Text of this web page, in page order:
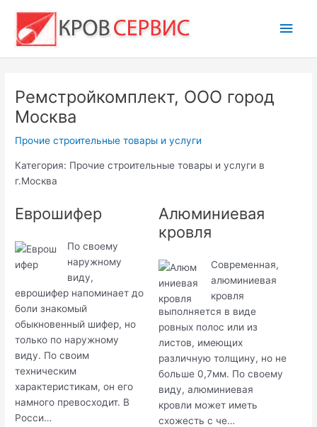
содержимому
Ремстройкомплект, ООО город
Москва
Прочие строительные товары и услуги
Категория: Прочие строительные товары и услуги в
г.Москва
Еврошифер
По своему
наружному
виду,
еврошифер напоминает до
боли знакомый
обыкновенный шифер, но
только по наружному
виду. По своим
техническим
характеристикам, он его
намного превосходит. В
Росси…
Алюминиевая
кровля
Современная,
алюминиевая
кровля
выполняется в виде
ровных полос или из
листов, имеющих
различную толщину, но не
больше 0,7мм. По своему
виду, алюминиевая
кровли может иметь
схожесть с че…